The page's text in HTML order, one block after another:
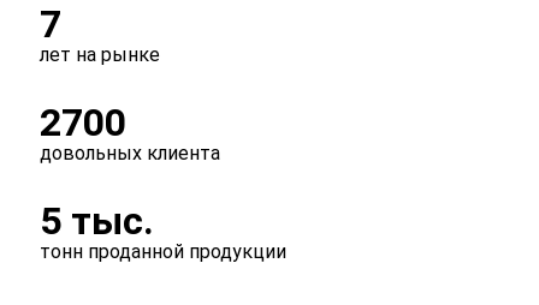
7
лет на рынке
2700
довольных клиента
5 тыс.
тонн проданной продукции